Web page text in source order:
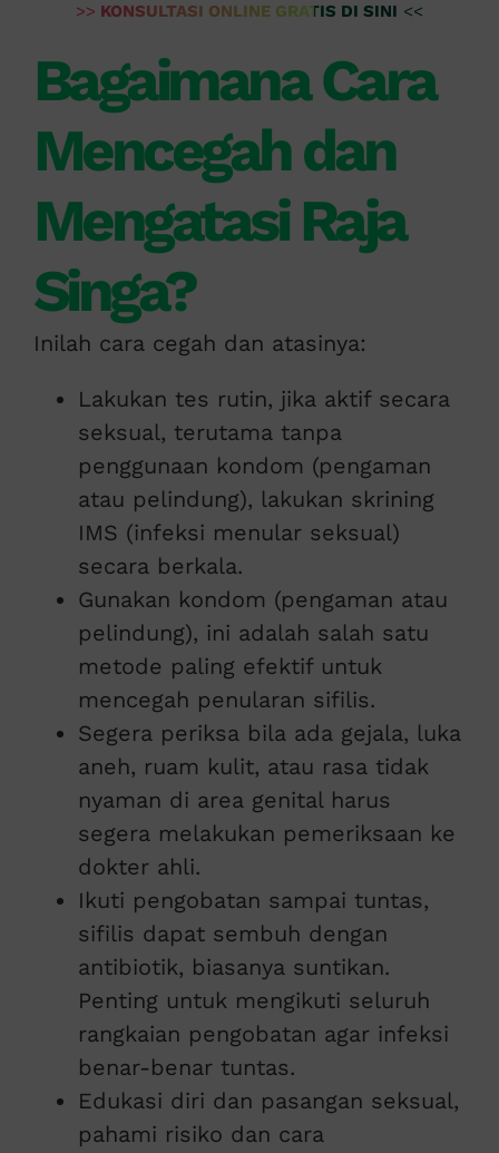
>> KONSULTASI ONLINE GRATIS DI SINI <<
Bagaimana Cara
Mencegah dan
Mengatasi Raja
Singa?
Inilah cara cegah dan atasinya:
Lakukan tes rutin, jika aktif secara
seksual, terutama tanpa
penggunaan kondom (pengaman
atau pelindung), lakukan skrining
IMS (infeksi menular seksual)
secara berkala.
Gunakan kondom (pengaman atau
pelindung), ini adalah salah satu
metode paling efektif untuk
mencegah penularan sifilis.
Segera periksa bila ada gejala, luka
aneh, ruam kulit, atau rasa tidak
nyaman di area genital harus
segera melakukan pemeriksaan ke
dokter ahli.
Ikuti pengobatan sampai tuntas,
sifilis dapat sembuh dengan
antibiotik, biasanya suntikan.
Penting untuk mengikuti seluruh
rangkaian pengobatan agar infeksi
benar-benar tuntas.
Edukasi diri dan pasangan seksual,
pahami risiko dan cara